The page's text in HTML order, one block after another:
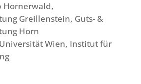
Hornerwald,
Greillenstein, Guts- &
Horn
Wien, Institut für